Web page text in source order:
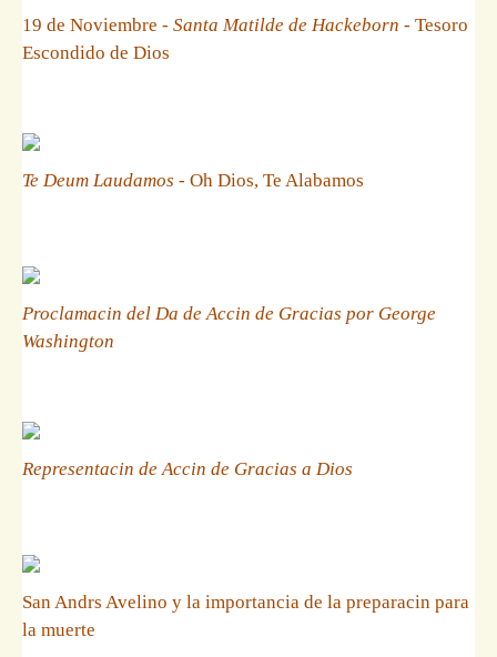
19 de Noviembre - Santa Matilde de Hackeborn - Tesoro
Escondido de Dios
Te Deum Laudamos - Oh Dios, Te Alabamos
Proclamacin del Da de Accin de Gracias por George
Washington
Representacin de Accin de Gracias a Dios
San Andrs Avelino y la importancia de la preparacin para
la muerte